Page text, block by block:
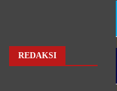
REDAKSI